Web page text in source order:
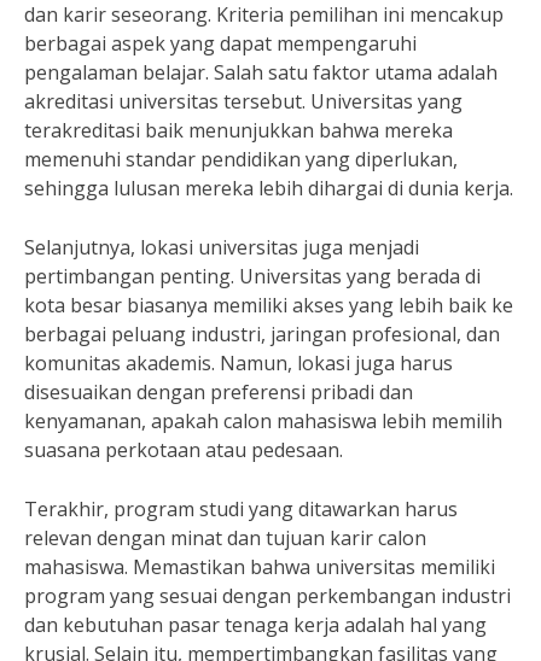
dan karir seseorang. Kriteria pemilihan ini mencakup
berbagai aspek yang dapat mempengaruhi
pengalaman belajar. Salah satu faktor utama adalah
akreditasi universitas tersebut. Universitas yang
terakreditasi baik menunjukkan bahwa mereka
memenuhi standar pendidikan yang diperlukan,
sehingga lulusan mereka lebih dihargai di dunia kerja.
Selanjutnya, lokasi universitas juga menjadi
pertimbangan penting. Universitas yang berada di
kota besar biasanya memiliki akses yang lebih baik ke
berbagai peluang industri, jaringan profesional, dan
komunitas akademis. Namun, lokasi juga harus
disesuaikan dengan preferensi pribadi dan
kenyamanan, apakah calon mahasiswa lebih memilih
suasana perkotaan atau pedesaan.
Terakhir, program studi yang ditawarkan harus
relevan dengan minat dan tujuan karir calon
mahasiswa. Memastikan bahwa universitas memiliki
program yang sesuai dengan perkembangan industri
dan kebutuhan pasar tenaga kerja adalah hal yang
krusial. Selain itu, mempertimbangkan fasilitas yang